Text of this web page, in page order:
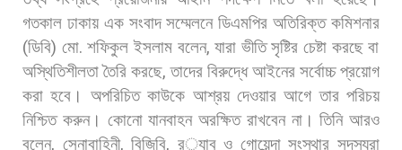
গতকাল ঢাকায় এক সংবাদ সম্মেলনে ডিএমপির অতিরিক্ত কমিশনার
(ডিবি) মো.শফিকুল ইসলাম বলেন,যারা ভীতি সৃষ্টির চেষ্টা করছে বা
অস্থিতিশীলতা তৈরি করছে,তাদের বিরুদ্ধে আইনের সর্বোচ্চ প্রয়োগ
করা হবে। অপরিচিত কাউকে আশ্রয় দেওয়ার আগে তার পরিচয়
নিশ্চিত করুন। কোনো যানবাহন অরক্ষিত রাখবেন না। তিনি আরও
বলেন, সেনাবাহিনী,বিজিবি, র্যাব ও গোয়েন্দা সংস্থার সদস্যরা